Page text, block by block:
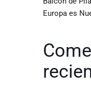
Europa es